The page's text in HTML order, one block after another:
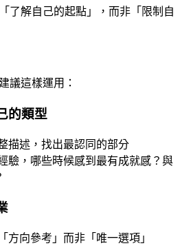
了解自己的起點」，而非「限制自
議這樣運用：
的類型
描述，找出最認同的部分
驗，哪些時候感到最有成就感？與
方向參考」而非「唯一選項」